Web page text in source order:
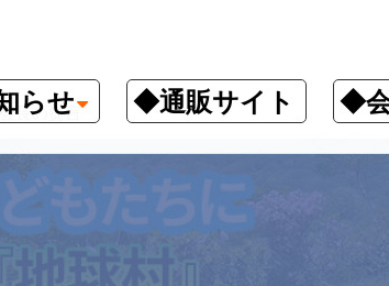
らせ ◆通販サイト ◆
長の提言